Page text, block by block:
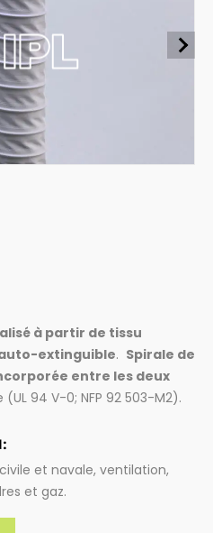
de liquides et d'eaux usées
produits alimentaires et de boi
produits pharmaceutiques
à partir de tissu
extinguible. Spirale de
entre les deux
94 V-0; NFP 92 503-M2).
et navale, ventilation,
et gaz.